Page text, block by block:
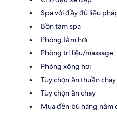
Spa với đầy đủ liệu
Bồn tắm spa
Phòng tắm hơi
Phòng trị liệu/massage
Phòng xông hơi
Tùy chọn ăn thuần chay
Tùy chọn ăn chay
Mua đền bù hàng năm